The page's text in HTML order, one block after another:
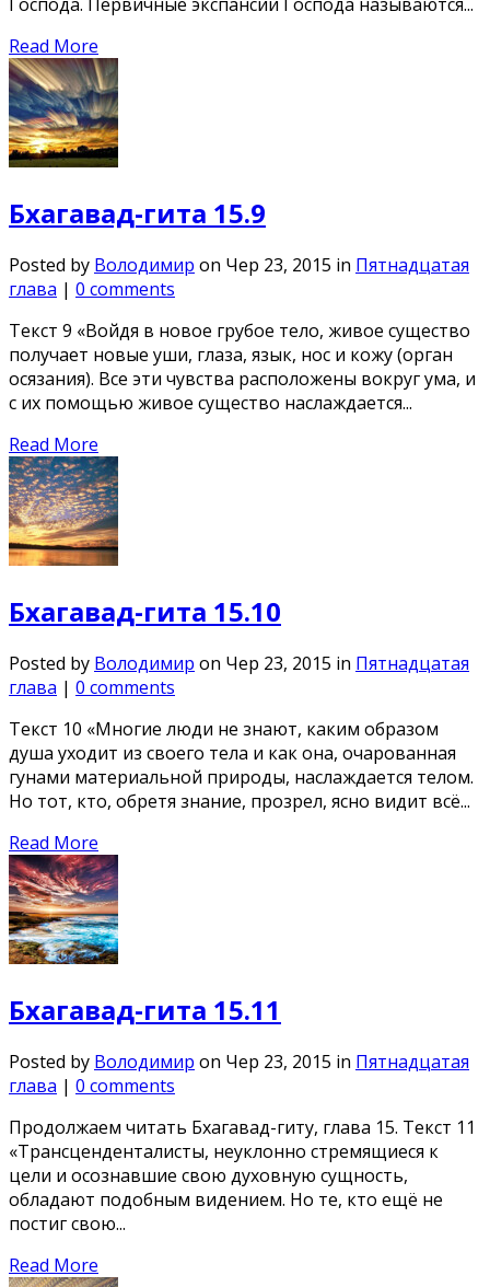
Read More
Бхагавад-гита 15.9
Posted by Володимир on Чер 23, 2015 in Пятнадцатая
глава | 0 comments
Текст 9 «Войдя в новое грубое тело, живое существо
получает новые уши, глаза, язык, нос и кожу (орган
осязания). Все эти чувства расположены вокруг ума, и
с их помощью живое существо наслаждается...
Read More
Бхагавад-гита 15.10
Posted by Володимир on Чер 23, 2015 in Пятнадцатая
глава | 0 comments
Текст 10 «Многие люди не знают, каким образом
душа уходит из своего тела и как она, очарованная
гунами материальной природы, наслаждается телом.
Но тот, кто, обретя знание, прозрел, ясно видит всё...
Read More
Бхагавад-гита 15.11
Posted by Володимир on Чер 23, 2015 in Пятнадцатая
глава | 0 comments
Продолжаем читать Бхагавад-гиту, глава 15. Текст 11
«Трансценденталисты, неуклонно стремящиеся к
цели и осознавшие свою духовную сущность,
обладают подобным видением. Но те, кто ещё не
постиг свою...
Read More